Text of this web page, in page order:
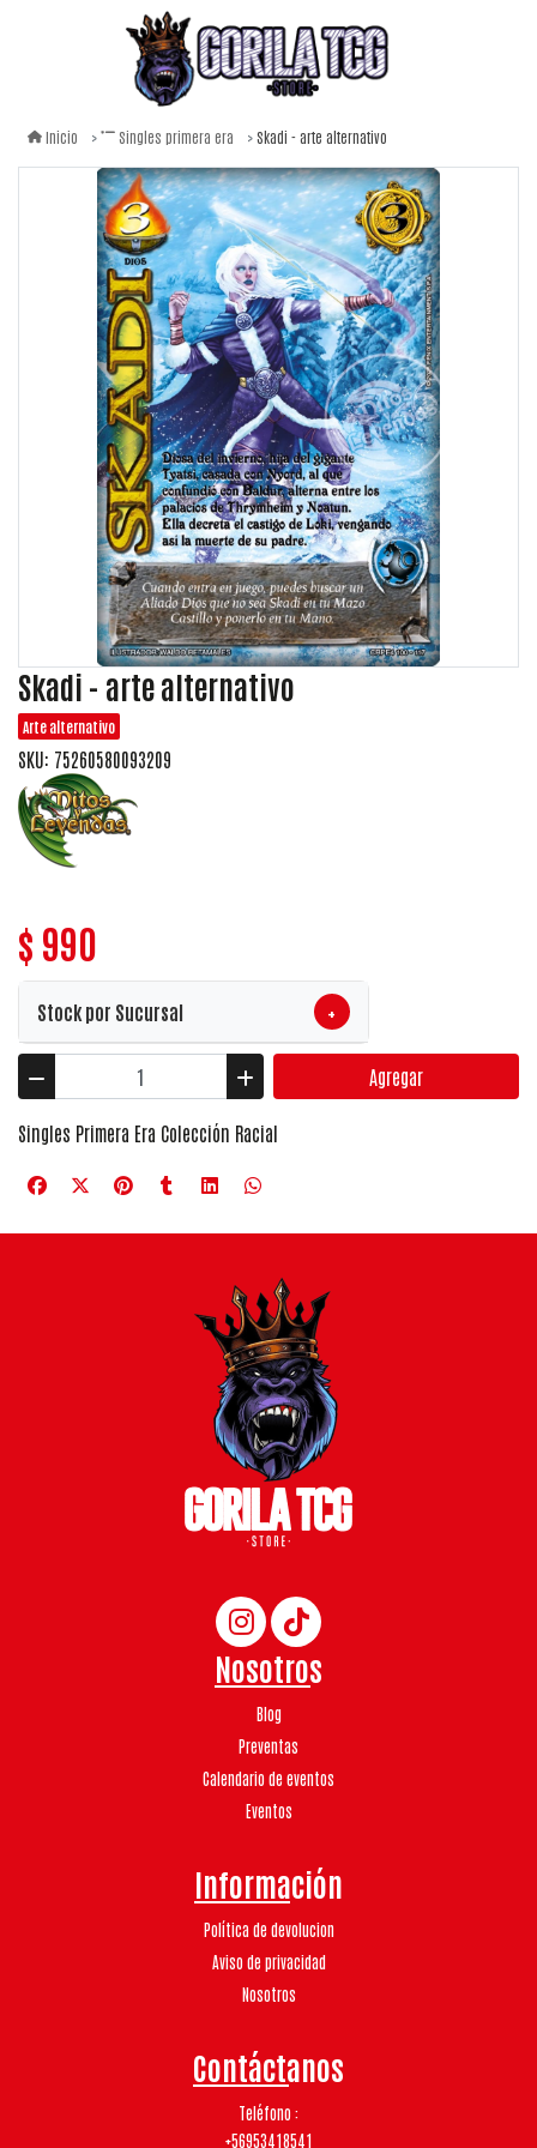
Inicio Singles primera era Skadi - arte alternativo
Skadi - arte alternativo
Arte alternativo
SKU: 75260580093209
$ 990
Stock por Sucursal +
Agregar
Singles Primera Era Colección Racial
Nosotros
Blog
Preventas
Calendario de eventos
Eventos
Información
Política de devolucion
Aviso de privacidad
Nosotros
Contáctanos
Teléfono
+56953418541